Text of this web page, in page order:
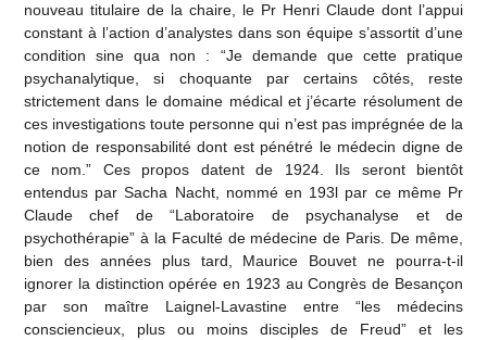
nouveau titulaire de la chaire, le Pr Henri Claude dont l’appui
constant à l’action d’analystes dans son équipe s’assortit d’une
condition sine qua non : “Je demande que cette pratique
psychanalytique, si choquante par certains côtés, reste
strictement dans le domaine médical et j’écarte résolument de
ces investigations toute personne qui n’est pas imprégnée de la
notion de responsabilité dont est pénétré le médecin digne de
ce nom.” Ces propos datent de 1924. Ils seront bientôt
entendus par Sacha Nacht, nommé en 193l par ce même Pr
Claude chef de “Laboratoire de psychanalyse et de
psychothérapie” à la Faculté de médecine de Paris. De même,
bien des années plus tard, Maurice Bouvet ne pourra-t-il
ignorer la distinction opérée en 1923 au Congrès de Besançon
par son maître Laignel-Lavastine entre “les médecins
consciencieux, plus ou moins disciples de Freud” et les